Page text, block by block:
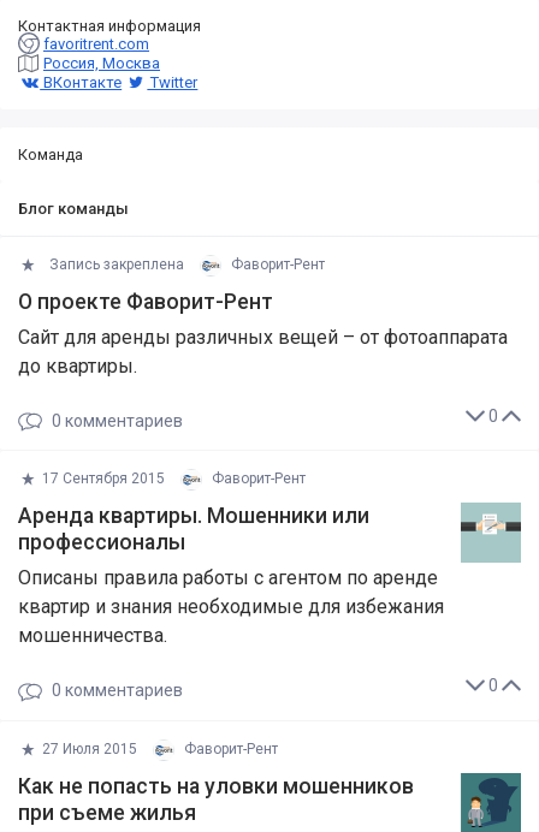
Контактная информация
favoritrent.com
Россия, Москва
ВКонтакте
Twitter
Команда
Блог команды
Запись закреплена Фаворит-Рент
О проекте Фаворит-Рент
Cайт для аренды различных вещей – от фотоаппарата
до квартиры.
0
0 комментариев
17 Сентября 2015 Фаворит-Рент
Аренда квартиры. Мошенники или
профессионалы
Описаны правила работы с агентом по аренде
квартир и знания необходимые для избежания
мошенничества.
0
0 комментариев
27 Июля 2015 Фаворит-Рент
Как не попасть на уловки мошенников
при съеме жилья